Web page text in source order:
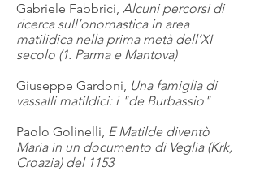
Gabriele Fabbrici, Alcuni percorsi di
ricerca sull’onomastica in area
matilidica nella prima metà dell’XI
secolo (1. Parma e Mantova)
Giuseppe Gardoni, Una famiglia di
vassalli matildici: i "de Burbassio"
Paolo Golinelli, E Matilde diventò
Maria in un documento di Veglia (Krk,
Croazia) del 1153